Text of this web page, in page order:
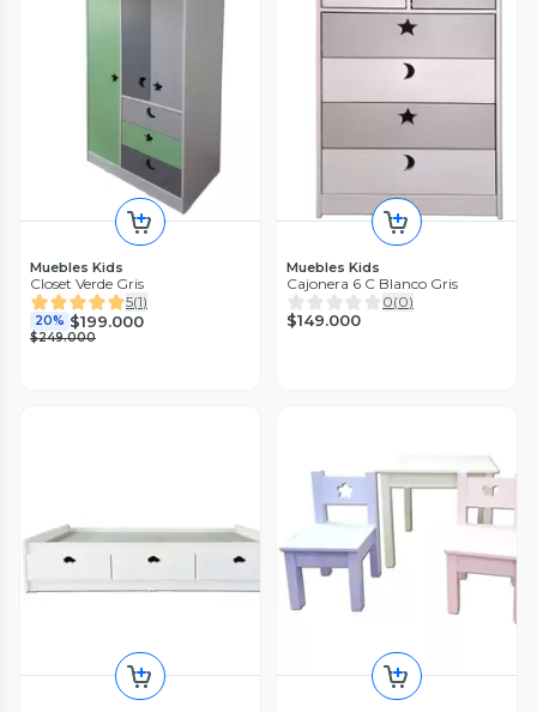
Muebles Kids
Closet Verde Gris
5(1)
20% $199.000
$249.000
Muebles Kids
Cajonera 6 C Blanco Gris
0(0)
$149.000